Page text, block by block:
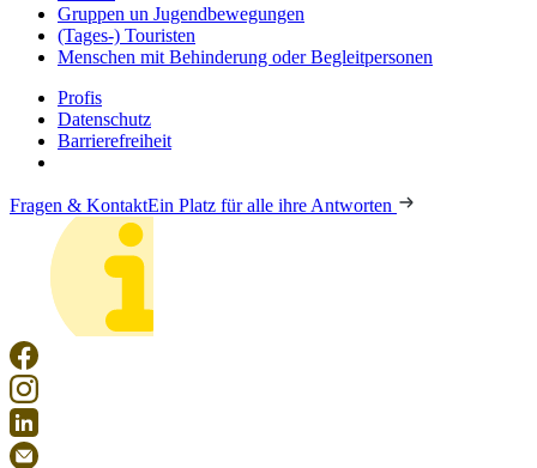
Gruppen un Jugendbewegungen
(Tages-) Touristen
Menschen mit Behinderung oder Begleitpersonen
Profis
Datenschutz
Barrierefreiheit
Fragen & KontaktEin Platz für alle ihre Antworten